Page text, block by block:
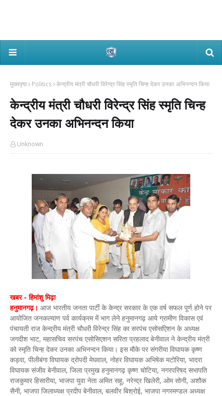
मुख्यपृष्ठ Politics केन्द्रीय मंत्री चौधरी विरेन्द्र सिंह स्मृति चिन्ह देकर उनका अभिनन्दन किया
केन्द्रीय मंत्री चौधरी विरेन्द्र सिंह स्मृति चिन्ह
देकर उनका अभिनन्दन किया
Unknown
खबर - हिमांशु मिढ़ा
हनुमानगढ़। आज भारतीय जनता पार्टी के केन्द्र सरकार के एक वर्ष सफल पूर्ण होने पर
आयोजित जनकल्याण पर्व कार्यक्रम में भाग लेने हनुमानगढ़ आये ग्रामीण विकास एवं
पंचायती राज केन्द्रीय मंत्री चौधरी विरेन्द्र सिंह का सरपंच एसोसएिशन के अध्यक्ष
जगदीश भाट, महासचिव सरपंच एसोसिएशन सरिता प्रहलाद बेनीवाल ने केन्द्रीय मंत्री
को स्मृति चिन्ह देकर उनका अभिनन्दन किया। इस मौके पर संगरीया विघायक कृष्ण
कड़वा, पीलीबंगा विघायक द्रोपदी मेघवाल, नोहर विघायक अभिषेक मटोरिया, भादरा
विघायक संजीव बेनीवाल, जिला प्रमुख हनुमानगढ़ कृष्ण चोटिया, नगरपरिषद सभापति
राजकुमार हिसारीया, भाजपा युवा नेता अमित सहू, नरेन्द्र खिलेरी, ओम सोनी, अशौक
सैनी, भाजपा जिलाध्यक्ष प्रदीप बेनीवाल, बलवीर बिश्रोई, भाजपा नगरमण्डल अध्यक्ष